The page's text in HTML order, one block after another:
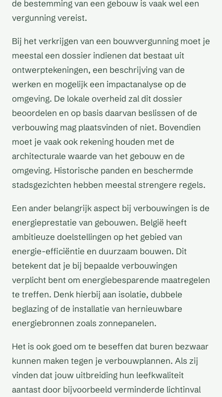
de bestemming van een gebouw is vaak wel een
vergunning vereist.
Bij het verkrijgen van een bouwvergunning moet je
meestal een dossier indienen dat bestaat uit
ontwerptekeningen, een beschrijving van de
werken en mogelijk een impactanalyse op de
omgeving. De lokale overheid zal dit dossier
beoordelen en op basis daarvan beslissen of de
verbouwing mag plaatsvinden of niet. Bovendien
moet je vaak ook rekening houden met de
architecturale waarde van het gebouw en de
omgeving. Historische panden en beschermde
stadsgezichten hebben meestal strengere regels.
Een ander belangrijk aspect bij verbouwingen is de
energieprestatie van gebouwen. België heeft
ambitieuze doelstellingen op het gebied van
energie-efficiëntie en duurzaam bouwen. Dit
betekent dat je bij bepaalde verbouwingen
verplicht bent om energiebesparende maatregelen
te treffen. Denk hierbij aan isolatie, dubbele
beglazing of de installatie van hernieuwbare
energiebronnen zoals zonnepanelen.
Het is ook goed om te beseffen dat buren bezwaar
kunnen maken tegen je verbouwplannen. Als zij
vinden dat jouw uitbreiding hun leefkwaliteit
aantast door bijvoorbeeld verminderde lichtinval